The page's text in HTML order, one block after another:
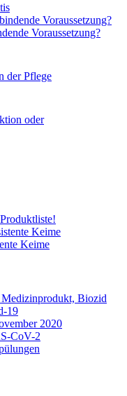
Voraussetzung?
der Pflege
oder
Keime
Biozid
19
2020
CoV-2